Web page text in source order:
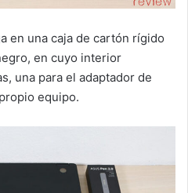
en una caja de cartón rígido
en cuyo interior
una para el adaptador de
equipo.